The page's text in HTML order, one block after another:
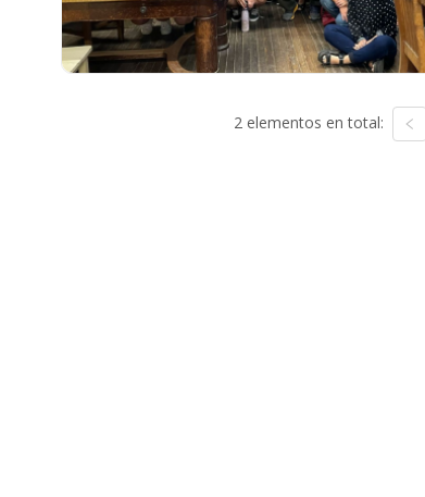
2 elementos en total: